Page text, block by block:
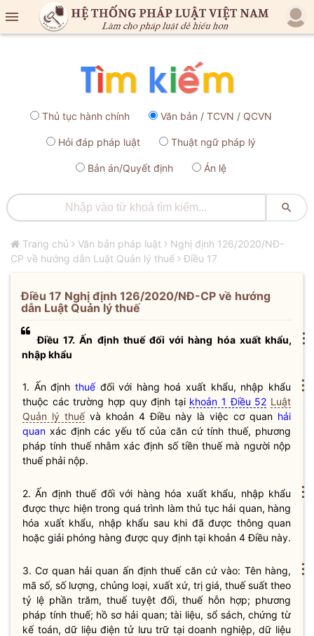

Thủ tục hành chính Văn bản / TCVN / QCVN
Hỏi đáp pháp luật Thuật ngữ pháp lý
Bản án/Quyết định Án lệ

Trang chủ Văn bản pháp luật
Nghị định 126/2020/NĐ-
CP về hướng dẫn Luật Quản lý thuế
Điều 17
Điều 17 Nghị định 126/2020/NĐ-CP về hướng
dẫn Luật Quản lý thuế
Điều 17. Ấn định thuế đối với hàng hóa xuất khẩu,
nhập khẩu
1. Ấn định thuếđối với hàng hoá xuất khẩu, nhập khẩu
thuộc các trường hợp quy định tại khoản 1 Điều 52 Luật
Quản lý thuếvà khoản 4 Điều này là việc cơ quan hải
quan xác định các yếu tố của căn cứ tínhthuế, phương
pháp tính thuếnhằm xác định số tiềnthuếmà người nộp
thuếphải nộp.
2. Ấn định thuế đối với hàng hóa xuất khẩu, nhập khẩu
được thực hiện trong quá trình làm thủ tục hải quan, hàng
hóa xuất khẩu, nhập khẩu sau khi đã được thông quan
hoặc giải phóng hàng được quy định tại khoản 4 Điều này.
3. Cơ quan hải quan ấn địnhthuếcăn cứ vào: Tên hàng,
mã số, số lượng, chủng loại, xuất xứ, trị giá, thuếsuất theo
tỷ lệ phần trăm, thuếtuyệt đối,thuếhỗn hợp; phương
pháp tính thuế; hồ sơ hải quan; tài liệu, sổ sách, chứng từ
kế toán, dữ liệu điện tử lưu trữ tại doanh nghiệp, dữ liệu
⋮
⋮
⋮
⋮